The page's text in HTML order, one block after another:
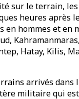
sur le terrain,
heures après
en hommes et en
Hatay, Kilis,
arrivés dans
militaire qui